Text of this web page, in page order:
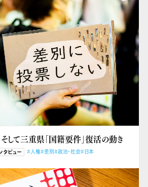
して三重県「国籍要件」復活の動き
タビュー #人権#差別#政治・社会#日本